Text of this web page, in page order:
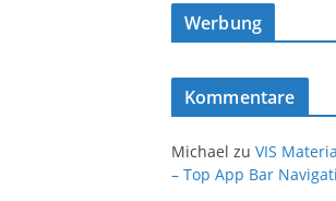
Werbung
Kommentare
Michael zu VIS
– Top App Bar